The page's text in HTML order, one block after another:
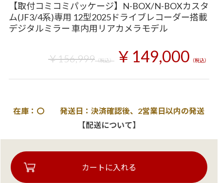
【取付コミコミパッケージ】N-BOX/N-BOXカスタ
ム(JF3/4系)専用 12型2025ドライブレコーダー搭載
デジタルミラー 車内用リアカメラモデル
￥156,999（税込） ￥149,000 （税込）
在庫：〇 発送日：決済確認後、2営業日以内の発送
【配送について】